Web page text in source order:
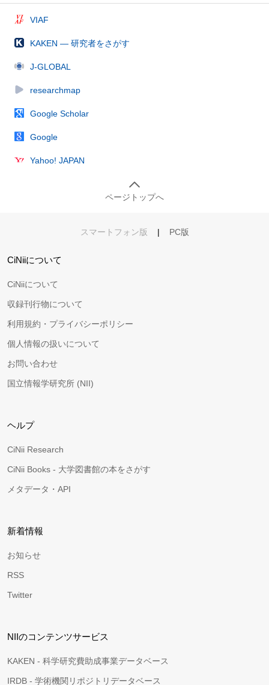
VIAF
KAKEN — 研究者をさがす
J-GLOBAL
researchmap
Google Scholar
Google
Yahoo! JAPAN
ページトップへ
スマートフォン版 | PC版
CiNiiについて
CiNiiについて
収録刊行物について
利用規約・プライバシーポリシー
個人情報の扱いについて
お問い合わせ
国立情報学研究所 (NII)
ヘルプ
CiNii Research
CiNii Books - 大学図書館の本をさがす
メタデータ・API
新着情報
お知らせ
RSS
Twitter
NIIのコンテンツサービス
KAKEN - 科学研究費助成事業データベース
IRDB - 学術機関リポジトリデータベース